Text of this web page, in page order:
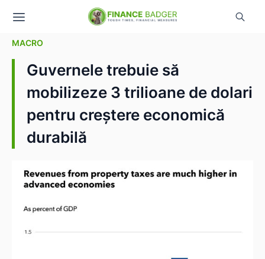
MACRO
Guvernele trebuie să
mobilizeze 3 trilioane de dolari
pentru creștere economică
durabilă